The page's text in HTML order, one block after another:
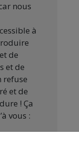
nous
à
de
et de
refuse
et de
! Ça
vous :